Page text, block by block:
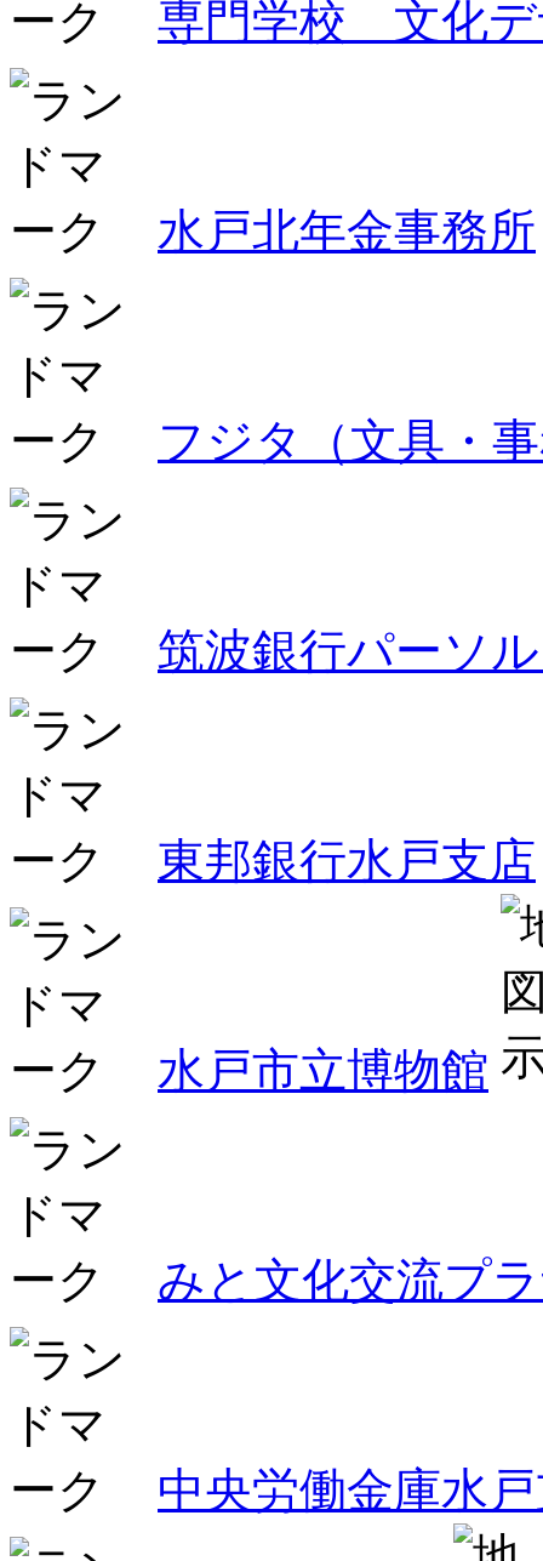
専門学校 文化デ
水戸北年金事務所
フジタ（文具・
筑波銀行パーソ
東邦銀行水戸支店
水戸市立博物館
みと文化交流プ
中央労働金庫水